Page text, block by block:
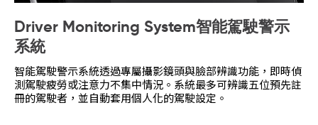
Driver Monitoring System智能駕駛警示
系統
智能駕駛警示系統透過專屬攝影鏡頭與臉部辨識功能，即時偵
測駕駛疲勞或注意力不集中情況。系統最多可辨識五位預先註
冊的駕駛者，並自動套用個人化的駕駛設定。